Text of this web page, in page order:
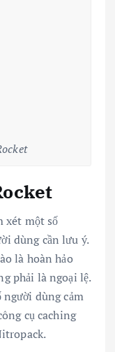
xét một số
dùng cần lưu ý.
là hoàn hảo
phải là ngoại lệ.
dùng cảm
cụ caching